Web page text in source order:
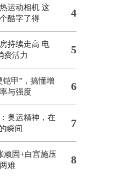
运动相机 这
酷字了得
4
持续走高 电
费活力
5
铠甲”，搞懂增
与强度
6
奥运精神，在
瞬间
7
顽固+白宫施压
难
8